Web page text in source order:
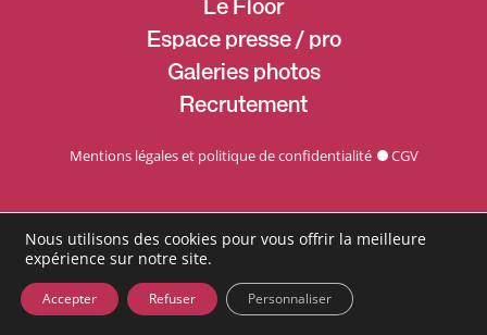
Le Floor
Espace presse / pro
Galeries photos
Recrutement
Mentions légales et politique de confidentialité CGV
Nous utilisons des cookies pour vous offrir la meilleure
expérience sur notre site.
Accepter Refuser Personnaliser